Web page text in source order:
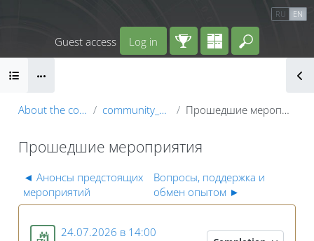
RU EN
Enter your
Guest access Log in
Blocks
About the course community_users Прошедшие мероприятия
Прошедшие мероприятия
Blocks
Topic: Прошедшие мероприятия |
◄ Анонсы предстоящих
мероприятий
Вопросы, поддержка и
обмен опытом ►
24.07.2026 в 14:00